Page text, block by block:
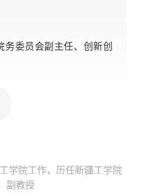
务委员会副主任、创新创
学院工作，历任新疆工学院
副教授